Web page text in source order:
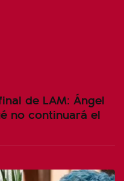
de LAM: Ángel
no continuará el